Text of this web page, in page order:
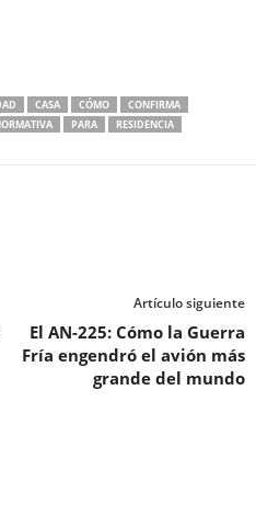
CASA CÓMO
CONFIRMA
PARA
RESIDENCIA
Artículo siguiente
El AN-225: Cómo la Guerra
Fría engendró el avión más
grande del mundo